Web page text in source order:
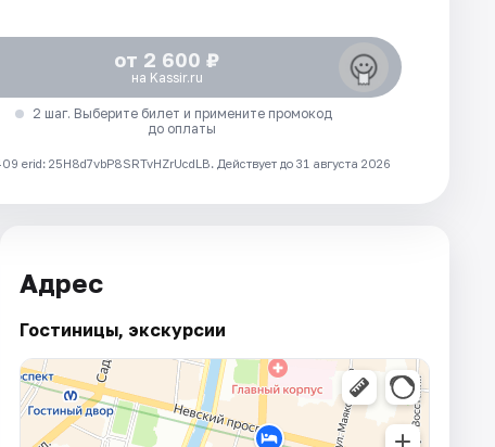
от 2 600 ₽
на Kassir.ru
2 шаг. Выберите билет и примените промокод
до оплаты
25H8d7vbP8SRTvHZrUcdLB. Действует до 31 августа 2026
Адрес
Гостиницы, экскурсии